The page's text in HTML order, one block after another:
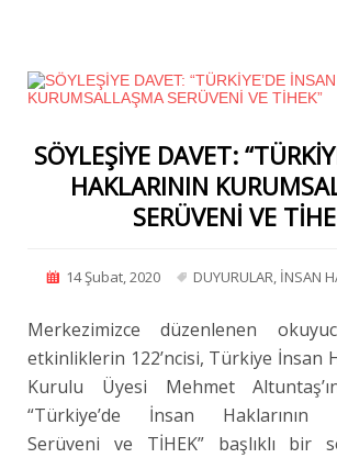
SÖYLEŞİYE DAVET:
HAKLARININ
SERÜVENİ VE
14 Şubat, 2020 DUYURULAR İNSAN
Merkezimizce düzenlenen
etkinliklerin 122’ncisi, Türkiye İnsan
Kurulu Üyesi Mehmet
“Türkiye’de İnsan Haklarının
Serüveni ve TİHEK” başlıklı bir